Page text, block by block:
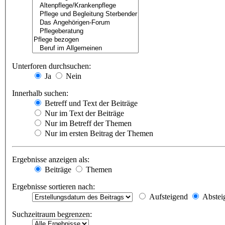
Unterforen durchsuchen:
Ja
Nein
Innerhalb suchen:
Betreff und Text der Beiträge
Nur im Text der Beiträge
Nur im Betreff der Themen
Nur im ersten Beitrag der Themen
Ergebnisse anzeigen als:
Beiträge
Themen
Ergebnisse sortieren nach:
Aufsteigend
Suchzeitraum begrenzen: